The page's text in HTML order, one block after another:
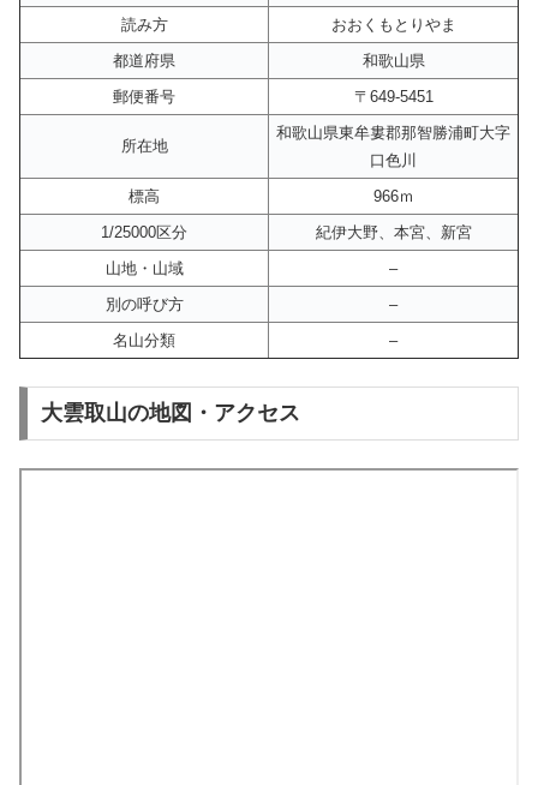
読み方
おおくもとりやま
都道府県
和歌山県
郵便番号
〒649-5451
所在地
和歌山県東牟婁郡那智勝浦町大字
口色川
標高
966ｍ
1/25000区分
紀伊大野、本宮、新宮
山地・山域
–
別の呼び方
–
名山分類
–
大雲取山の地図・アクセス